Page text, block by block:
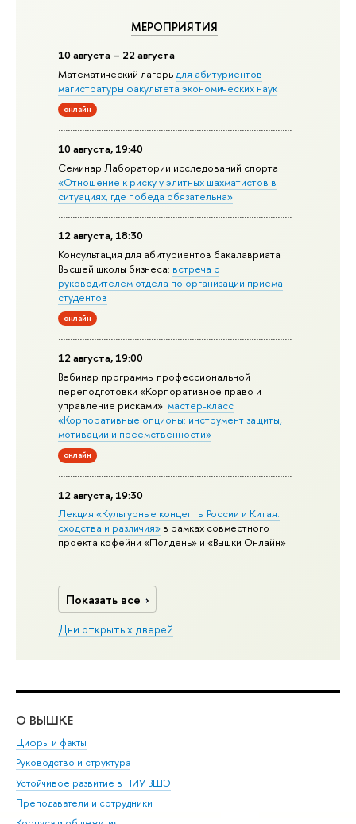
МЕРОПРИЯТИЯ
10 августа – 22 августа
Математический лагерьдля абитуриентов
магистратуры факультета экономических наук
онлайн
10 августа, 19:40
Семинар Лаборатории исследований спорта
«Отношение к риску у элитных шахматистов в
ситуациях, где победа обязательна»
12 августа, 18:30
Консультация для абитуриентов бакалавриата
Высшей школы бизнеса: встреча с
руководителем отдела по организации приема
студентов
онлайн
12 августа, 19:00
Вебинар программы профессиональной
переподготовки «Корпоративное право и
управление рисками»:мастер-класс
«Корпоративные опционы: инструмент защиты,
мотивации и преемственности»
онлайн
12 августа, 19:30
Лекция «Культурные концепты России и Китая:
сходства и различия» в рамках совместного
проекта кофейни «Полдень» и «Вышки Онлайн»
Показать все
Дни открытых дверей
О ВЫШКЕ
Цифры и факты
Руководство и структура
Устойчивое развитие в НИУ ВШЭ
Преподаватели и сотрудники